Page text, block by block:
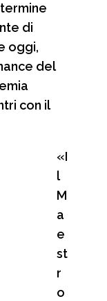
di
oggi,
del
con il
«I
l
M
a
e
st
r
o